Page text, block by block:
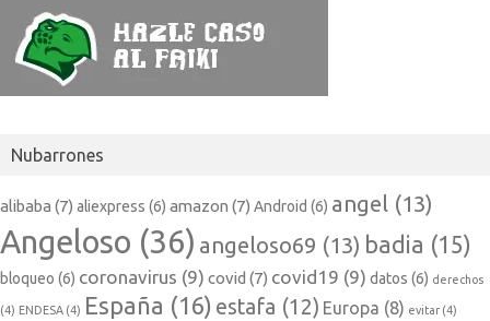
Nubarrones
alibaba (7) aliexpress (6) amazon (7) Android (6) angel (13)
Angeloso (36) angeloso69 (13) badia (15)
bloqueo (6) coronavirus (9) covid (7) covid19 (9) datos (6) derechos
(4) ENDESA (4) España (16) estafa (12) Europa (8) evitar (4)